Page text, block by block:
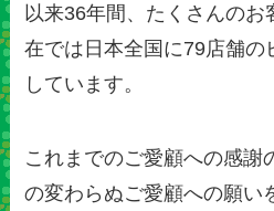
以来36年間、たくさんの
在では日本全国に79店舗の
しています。
これまでのご愛顧への感謝
の変わらぬご愛顧への願い